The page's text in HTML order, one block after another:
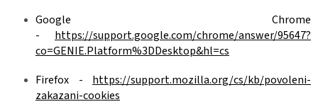
Google Chrome
- https://support.google.com/chrome/answer/95647?
co=GENIE.Platform%3DDesktop&hl=cs
Firefox - https://support.mozilla.org/cs/kb/povoleni-
zakazani-cookies